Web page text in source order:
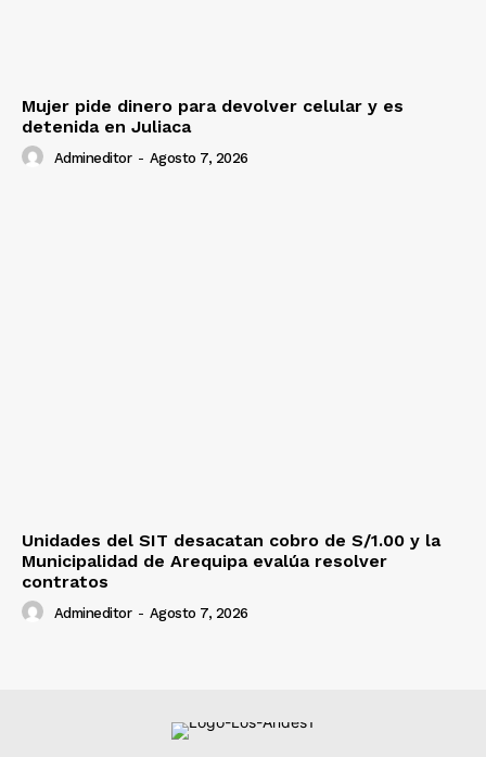
Mujer pide dinero para devolver celular y es
detenida en Juliaca
Admineditor - Agosto 7, 2026
Unidades del SIT desacatan cobro de S/1.00 y la
Municipalidad de Arequipa evalúa resolver
contratos
Admineditor - Agosto 7, 2026